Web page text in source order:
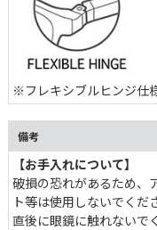
※フレキシブルヒンジ仕
備考
【お手入れについて】
破損の恐れがあるため、
ト等は使用しないでくだ
直後に眼鏡に触れないで